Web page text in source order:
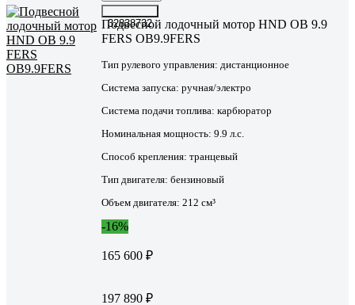
32838732
Подвесной лодочный мотор HND OB 9.9
FERS OB9.9FERS
Тип рулевого управления: дистанционное
Система запуска: ручная/электро
Система подачи топлива: карбюратор
Номинальная мощность: 9.9 л.с.
Способ крепления: транцевый
Тип двигателя: бензиновый
Объем двигателя: 212 см³
-16%
165 600 ₽
197 890 ₽